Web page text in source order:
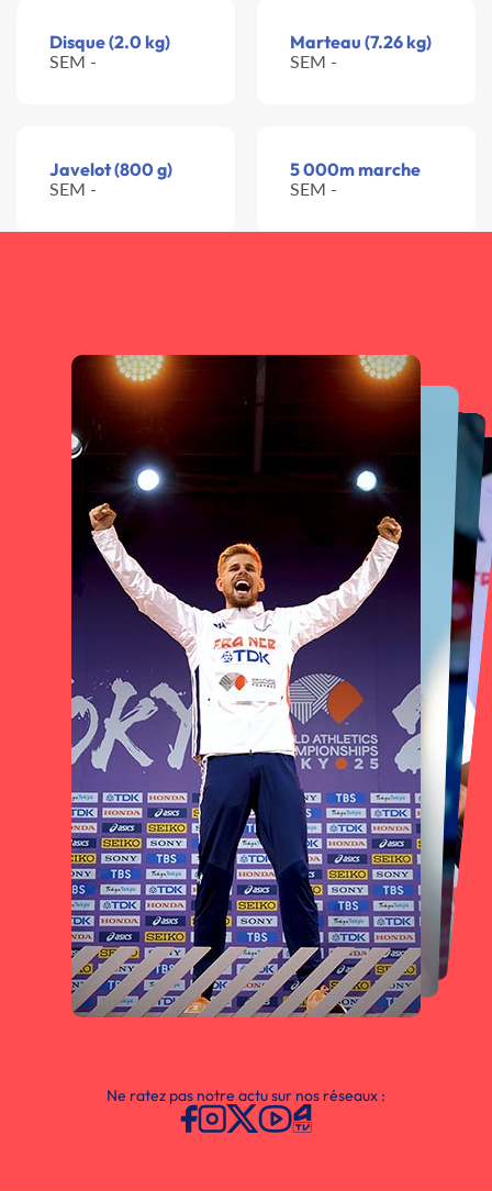
Disque (2.0 kg)
SEM -
Marteau (7.26 kg)
SEM -
Javelot (800 g)
SEM -
5 000m marche
SEM -
Ne ratez pas notre actu sur nos réseaux :